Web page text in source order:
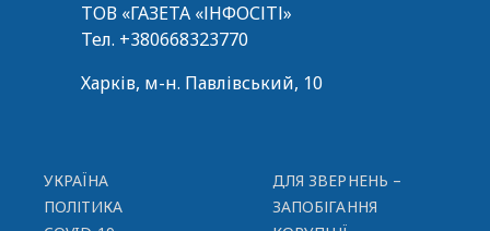
ТОВ «ГАЗЕТА «ІНФОСІТІ»
Тел. +380668323770
Харків, м-н. Павлівський, 10
УКРАЇНА
ПОЛІТИКА
ДЛЯ ЗВЕРНЕНЬ –
ЗАПОБІГАННЯ